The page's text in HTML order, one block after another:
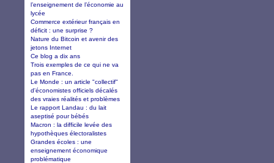
l’enseignement de l’économie au
lycée
Commerce extérieur français en
déficit : une surprise ?
Nature du Bitcoin et avenir des
jetons Internet
Ce blog a dix ans
Trois exemples de ce qui ne va
pas en France.
Le Monde : un article "collectif"
d'économistes officiels décalés
des vraies réalités et problèmes
Le rapport Landau : du lait
aseptisé pour bébés
Macron : la difficile levée des
hypothèques électoralistes
Grandes écoles : une
enseignement économique
problématique